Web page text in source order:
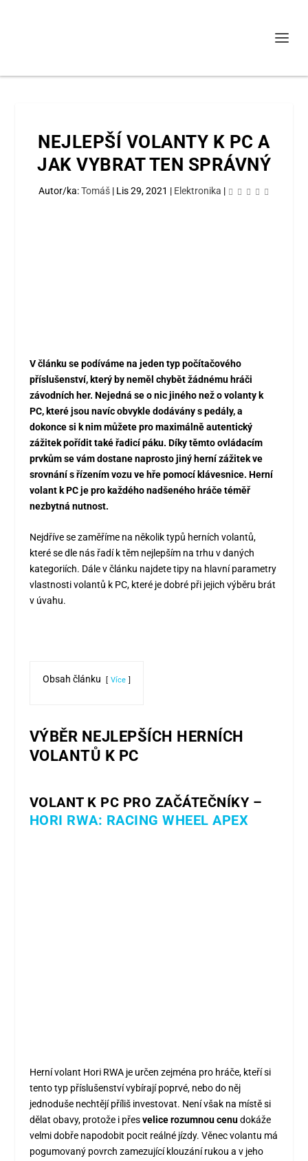
NEJLEPŠÍ VOLANTY K PC A
JAK VYBRAT TEN SPRÁVNÝ
Autor/ka:Tomáš| Lis 29, 2021 | Elektronika |
V článku se podíváme na jeden typ počítačového
příslušenství, který by neměl chybět žádnému hráči
závodních her. Nejedná se o nic jiného než o volanty k
PC, které jsou navíc obvykle dodávány s pedály, a
dokonce si k nim můžete pro maximálně autentický
zážitek pořídit také řadicí páku. Díky těmto ovládacím
prvkům se vám dostane naprosto jiný herní zážitek ve
srovnání s řízením vozu ve hře pomocí klávesnice. Herní
volant k PC je pro každého nadšeného hráče téměř
nezbytná nutnost.
Nejdříve se zaměříme na několik typů herních volantů,
které se dle nás řadí k těm nejlepším na trhu v daných
kategoriích. Dále v článku najdete tipy na hlavní parametry
vlastnosti volantů k PC, které je dobré při jejich výběru brát
v úvahu.
Obsah článku Více
VÝBĚR NEJLEPŠÍCH HERNÍCH
VOLANTŮ K PC
VOLANT K PC PRO ZAČÁTEČNÍKY –
HORI RWA: RACING WHEEL APEX
Herní volant Hori RWA je určen zejména pro hráče, kteří si
tento typ příslušenství vybírají poprvé, nebo do něj
jednoduše nechtějí příliš investovat. Není však na místě si
dělat obavy, protože i přesvelice rozumnou cenudokáže
velmi dobře napodobit pocit reálné jízdy. Věnec volantu má
pogumovaný povrch zamezující klouzání rukou a v jeho